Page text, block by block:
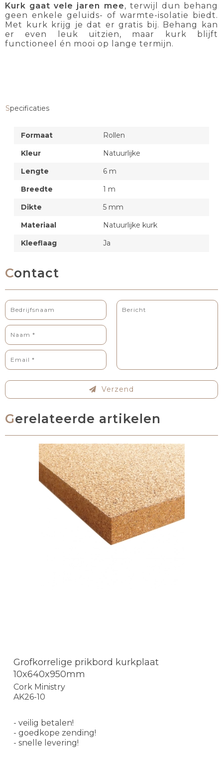
Kurk gaat vele jaren mee, terwijl dun behang
geen enkele geluids- of warmte-isolatie biedt.
Met kurk krijg je dat er gratis bij. Behang kan
er even leuk uitzien, maar kurk blijft
functioneel én mooi op lange termijn.
Specificaties
Formaat
Rollen
Kleur
Natuurlijke
Lengte
6 m
Breedte
1 m
Dikte
5 mm
Materiaal
Natuurlijke kurk
Kleeflaag
Ja
Contact
Verzend
Gerelateerde artikelen
Grofkorrelige prikbord kurkplaat
10x640x950mm
Cork Ministry
AK26-10
- veilig betalen!
- goedkope zending!
- snelle levering!